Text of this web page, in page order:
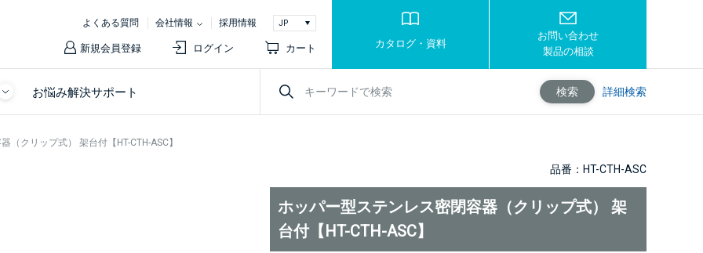
よくある質問 会社情報 採用情報
新規会員登録 ログイン カート カタログ・資料
お問い合わせ
製品の相談
お悩み解決サポート 検索 詳細検索
（クリップ式） 架台付【HT-CTH-ASC】
品番：HT-CTH-ASC
ホッパー型ステンレス密閉容器（クリップ式） 架
台付【HT-CTH-ASC】